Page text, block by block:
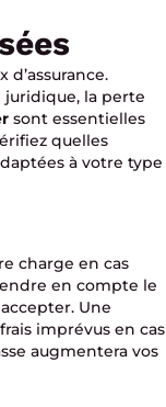
la perte
sont essentielles
quelles
à votre type
charge en cas
en compte le
Une
imprévus en cas
augmentera vos